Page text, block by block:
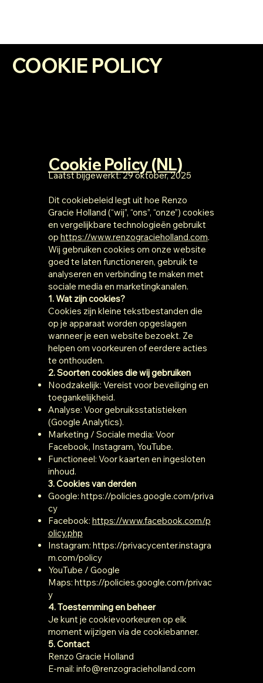
COOKIE POLICY
Cookie Policy (NL)
Laatst bijgewerkt: 29 oktober, 2025
Dit cookiebeleid legt uit hoe Renzo
Gracie Holland (“wij”, “ons”, “onze”) cookies
en vergelijkbare technologieën gebruikt
op https://www.renzogracieholland.com.
Wij gebruiken cookies om onze website
goed te laten functioneren, gebruik te
analyseren en verbinding te maken met
sociale media en marketingkanalen.
1. Wat zijn cookies?
Cookies zijn kleine tekstbestanden die
op je apparaat worden opgeslagen
wanneer je een website bezoekt. Ze
helpen om voorkeuren of eerdere acties
te onthouden.
2. Soorten cookies die wij gebruiken
Noodzakelijk: Vereist voor beveiliging en
toegankelijkheid.
Analyse: Voor gebruiksstatistieken
(Google Analytics).
Marketing / Sociale media: Voor
Facebook, Instagram, YouTube.
Functioneel: Voor kaarten en ingesloten
inhoud.
3. Cookies van derden
Google: https://policies.google.com/priva
cy
Facebook: https://www.facebook.com/p
olicy.php
Instagram: https://privacycenter.instagra
m.com/policy
YouTube / Google
Maps: https://policies.google.com/privac
y
4. Toestemming en beheer
Je kunt je cookievoorkeuren op elk
moment wijzigen via de cookiebanner.
5. Contact
Renzo Gracie Holland
E-mail: info@renzogracieholland.com